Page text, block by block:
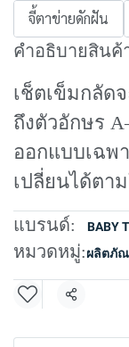
จี้ตาข่ายดักฝัน
คำอธิบายสินค้
เช็ตเข็มกลัด
ถึงตัวอักษร
ออกแบบเฉพ
เปลี่ยนได้ตา
แบรนด์: BABY
หมวดหมู่:ผลิตภั
แชร์